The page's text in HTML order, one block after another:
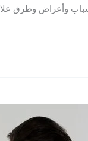
وأعراض وطرق